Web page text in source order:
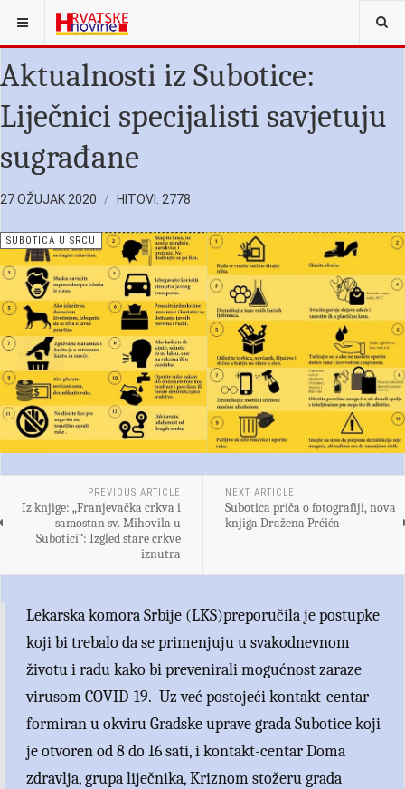
NALAZITE SE OVDJE:
Aktualnosti iz Subotice:
Liječnici specijalisti savjetuju
sugrađane
27 OŽUJAK 2020 HITOVI: 2778
SUBOTICA U SRCU
PREVIOUS ARTICLE
Iz knjige: „Franjevačka crkva i
samostan sv. Mihovila u
Subotici“: Izgled stare crkve
iznutra
NEXT ARTICLE
Subotica priča o fotografiji, nova
knjiga Dražena Prćića
Lekarska komora Srbije (LKS)preporučila je postupke
koji bi trebalo da se primenjuju u svakodnevnom
životu i radu kako bi prevenirali mogućnost zaraze
virusom COVID-19. Uz već postojeći kontakt-centar
formiran u okviru Gradske uprave grada Subotice koji
je otvoren od 8 do 16 sati, i kontakt-centar Doma
zdravlja, grupa liječnika, Kriznom stožeru grada